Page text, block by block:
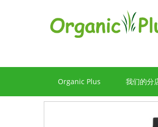
Organic Plus 我们的分